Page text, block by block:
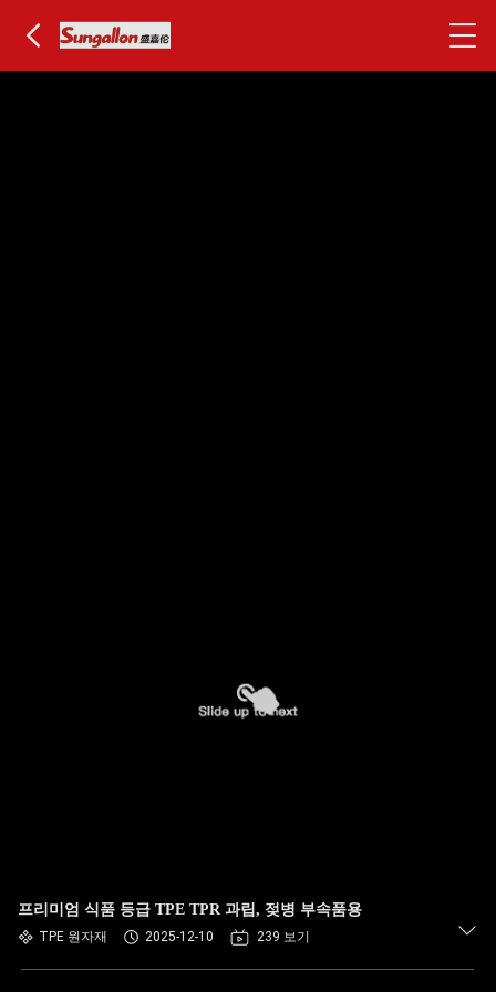
프리미엄 식품 등급 TPE TPR 과립, 젖병 부속품용
TPE 원자재 2025-12-10 239 보기